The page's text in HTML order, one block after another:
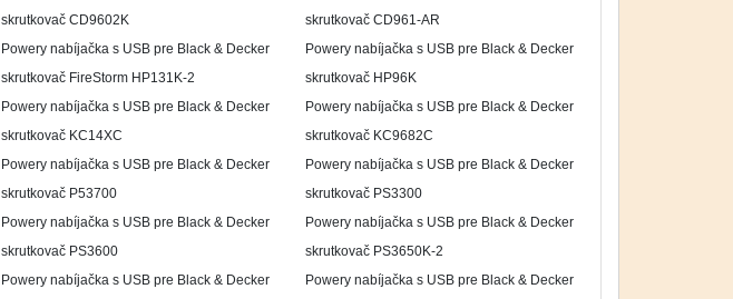
skrutkovač CD9602K
skrutkovač CD961-AR
Powery nabíjačka s USB pre Black & Decker
skrutkovač FireStorm HP131K-2
Powery nabíjačka s USB pre Black & Decker
skrutkovač HP96K
Powery nabíjačka s USB pre Black & Decker
skrutkovač KC14XC
Powery nabíjačka s USB pre Black & Decker
skrutkovač KC9682C
Powery nabíjačka s USB pre Black & Decker
skrutkovač P53700
Powery nabíjačka s USB pre Black & Decker
skrutkovač PS3300
Powery nabíjačka s USB pre Black & Decker
skrutkovač PS3600
Powery nabíjačka s USB pre Black & Decker
skrutkovač PS3650K-2
Powery nabíjačka s USB pre Black & Decker
Powery nabíjačka s USB pre Black & Decker